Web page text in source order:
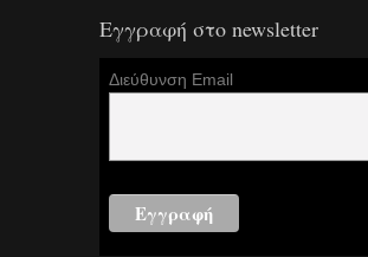
Εγγραφή στο newsletter
Διεύθυνση Email